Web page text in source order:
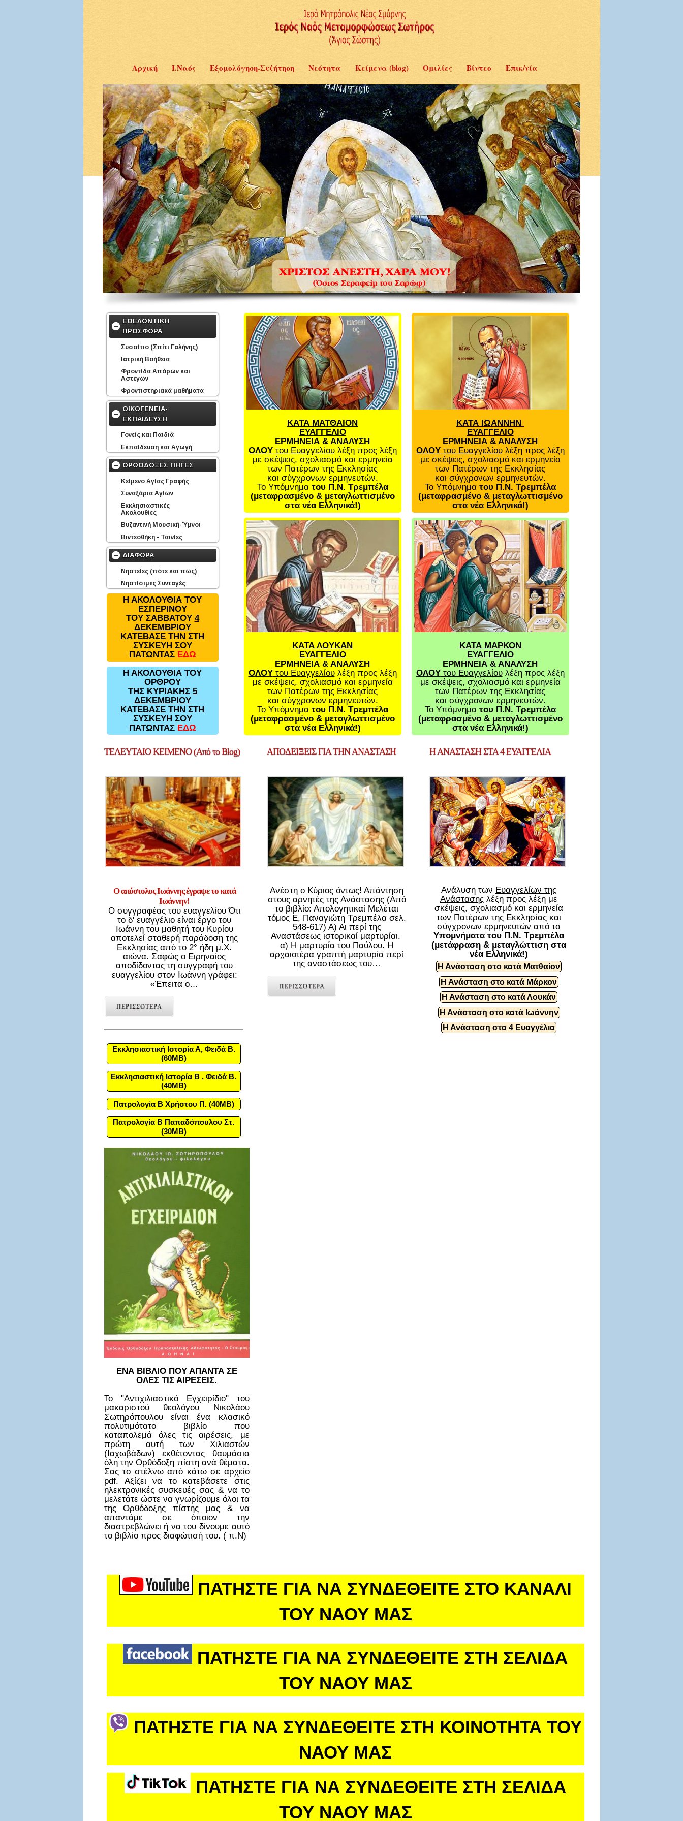
Αρχική Ι.Ναός Εξομολόγηση-Συζήτηση Νεότητα Κείμενα (blog) Ομιλίες Βίντεο Επικ/νία
ΕΘΕΛΟΝΤΙΚΗ
ΠΡΟΣΦΟΡΑ
Συσσίτιο (Σπίτι Γαλήνης)
Ιατρική Βοήθεια
Φροντίδα Απόρων και
Αστέγων
Φροντιστηριακά μαθήματα
ΟΙΚΟΓΕΝΕΙΑ-
ΕΚΠΑΙΔΕΥΣΗ
Γονείς και Παιδιά
Εκπαίδευση και Αγωγή
ΟΡΘΟΔΟΞΕΣ ΠΗΓΕΣ
Κείμενο Αγίας Γραφής
Συναξάρια Αγίων
Εκκλησιαστικές
Ακολουθίες
Βυζαντινή Μουσική-Ύμνοι
Βιντεοθήκη - Ταινίες
ΔΙΑΦΟΡΑ
Νηστείες (πότε και πως)
Νηστίσιμες Συνταγές
Η ΑΚΟΛΟΥΘΙΑ ΤΟΥ
ΕΣΠΕΡΙΝΟΥ
ΤΟΥ ΣΑΒΒΑΤΟΥ 4
ΔΕΚΕΜΒΡΙΟΥ
ΚΑΤΕΒΑΣΕ ΤΗΝ ΣΤΗ
ΣΥΣΚΕΥΗ ΣΟΥ
ΠΑΤΩΝΤΑΣ ΕΔΩ
Η ΑΚΟΛΟΥΘΙΑ ΤΟΥ
ΟΡΘΡΟΥ
ΤΗΣ ΚΥΡΙΑΚΗΣ 5
ΔΕΚΕΜΒΡΙΟΥ
ΚΑΤΕΒΑΣΕ ΤΗΝ ΣΤΗ
ΣΥΣΚΕΥΗ ΣΟΥ
ΠΑΤΩΝΤΑΣ ΕΔΩ
ΚΑΤΑ ΜΑΤΘΑΙΟΝ
ΕΥΑΓΓΕΛΙΟ
ΕΡΜΗΝΕΙΑ & ΑΝΑΛΥΣΗ
ΟΛΟΥτου Ευαγγελίουλέξη προς λέξη
με σκέψεις, σχολιασμό και ερμηνεία
των Πατέρων της Εκκλησίας
και σύγχρονων ερμηνευτών.
Το Υπόμνημα του Π.Ν. Τρεμπέλα
(μεταφρασμένο & μεταγλωττισμένο
στα νέα Ελληνικά!)
ΚΑΤΑ ΙΩΑΝΝΗΝ
ΕΥΑΓΓΕΛΙΟ
ΕΡΜΗΝΕΙΑ & ΑΝΑΛΥΣΗ
ΟΛΟΥτου Ευαγγελίουλέξη προς λέξη
με σκέψεις, σχολιασμό και ερμηνεία
των Πατέρων της Εκκλησίας
και σύγχρονων ερμηνευτών.
Το Υπόμνημα του Π.Ν. Τρεμπέλα
(μεταφρασμένο & μεταγλωττισμένο
στα νέα Ελληνικά!)
ΚΑΤΑ ΛΟΥΚΑΝ
ΕΥΑΓΓΕΛΙΟ
ΕΡΜΗΝΕΙΑ & ΑΝΑΛΥΣΗ
ΟΛΟΥτου Ευαγγελίουλέξη προς λέξη
με σκέψεις, σχολιασμό και ερμηνεία
των Πατέρων της Εκκλησίας
και σύγχρονων ερμηνευτών.
Το Υπόμνημα του Π.Ν. Τρεμπέλα
(μεταφρασμένο & μεταγλωττισμένο
στα νέα Ελληνικά!)
ΚΑΤΑ ΜΑΡΚΟΝ
ΕΥΑΓΓΕΛΙΟ
ΕΡΜΗΝΕΙΑ & ΑΝΑΛΥΣΗ
ΟΛΟΥτου Ευαγγελίουλέξη προς λέξη
με σκέψεις, σχολιασμό και ερμηνεία
των Πατέρων της Εκκλησίας
και σύγχρονων ερμηνευτών.
Το Υπόμνημα του Π.Ν. Τρεμπέλα
(μεταφρασμένο & μεταγλωττισμένο
στα νέα Ελληνικά!)
ΤΕΛΕΥΤΑΙΟΚΕΙΜΕΝΟ (Από το Blog)
Ο απόστολος Ιωάννης έγραψε το κατά
Ιωάννην!
Ο συγγραφέας του ευαγγελίου Ότι
το δ' ευαγγέλιο είναι έργο του
Ιωάννη του μαθητή του Κυρίου
αποτελεί σταθερή παράδοση της
Εκκλησίας από το 2° ήδη μ.Χ.
αιώνα. Σαφώς ο Ειρηναίος
αποδίδοντας τη συγγραφή του
ευαγγελίου στον Ιωάννη γράφει:
«Έπειτα ο…
ΠΕΡΙΣΣΟΤΕΡΑ
Εκκλησιαστική Ιστορία Α, Φειδά Β.
(60MB)
Εκκλησιαστική Ιστορία Β , Φειδά Β.
(40MB)
Πατρολογία Β Χρήστου Π. (40MB)
Πατρολογία Β Παπαδόπουλου Στ.
(30MB)
ΕΝΑ ΒΙΒΛΙΟ ΠΟΥ ΑΠΑΝΤΑ ΣΕ
ΟΛΕΣ ΤΙΣ ΑΙΡΕΣΕΙΣ.
Το "Αντιχιλιαστικό Εγχειρίδιο" του
μακαριστού θεολόγου Νικολάου
Σωτηρόπουλου είναι ένα κλασικό
πολυτιμότατο βιβλίο που
καταπολεμά όλες τις αιρέσεις, με
πρώτη αυτή των Χιλιαστών
(Ιαχωβάδων) εκθέτοντας θαυμάσια
όλη την Ορθόδοξη πίστη ανά θέματα.
Σας το στέλνω από κάτω σε αρχείο
pdf. Αξίζει να το κατεβάσετε στις
ηλεκτρονικές συσκευές σας & να το
μελετάτε ώστε να γνωρίζουμε όλοι τα
της Ορθόδοξης πίστης μας & να
απαντάμε σε όποιον την
διαστρεβλώνει ή να του δίνουμε αυτό
το βιβλίο προς διαφώτισή του. ( π.Ν)
ΑΠΟΔΕΙΞΕΙΣΓΙΑ ΤΗΝ ΑΝΑΣΤΑΣΗ
Ανέστη ο Κύριος όντως! Απάντηση
στους αρνητές της Ανάστασης (Από
το βιβλίο: Απολογητικαί Μελέται
τόμος Ε, Παναγιώτη Τρεμπέλα σελ.
548-617) Α) Αι περί της
Αναστάσεως ιστορικαί μαρτυρίαι.
α) Η μαρτυρία του Παύλου. Η
αρχαιοτέρα γραπτή μαρτυρία περί
της αναστάσεως του…
ΠΕΡΙΣΣΟΤΕΡΑ
ΗΑΝΑΣΤΑΣΗ ΣΤΑ 4 ΕΥΑΓΓΕΛΙΑ
Ανάλυση των Ευαγγελίων της
Ανάστασης λέξη προς λέξη με
σκέψεις, σχολιασμό και ερμηνεία
των Πατέρων της Εκκλησίας και
σύγχρονων ερμηνευτών από τα
Υπομνήματα του Π.Ν. Τρεμπέλα
(μετάφραση & μεταγλώττιση στα
νέα Ελληνικά!)
Η Ανάσταση στο κατά Ματθαίον
Η Ανάσταση στο κατά Μάρκον
Η Ανάσταση στο κατά Λουκάν
Η Ανάσταση στο κατά Ιωάννην
Η Ανάσταση στα 4 Ευαγγέλια
ΠΑΤΗΣΤΕ ΓΙΑ ΝΑ ΣΥΝΔΕΘΕΙΤΕ ΣΤΟ ΚΑΝΑΛΙ
ΤΟΥ ΝΑΟΥ ΜΑΣ
ΠΑΤΗΣΤΕ ΓΙΑ ΝΑ ΣΥΝΔΕΘΕΙΤΕ ΣΤΗ ΣΕΛΙΔΑ
ΤΟΥ ΝΑΟΥ ΜΑΣ
ΠΑΤΗΣΤΕ ΓΙΑ ΝΑ ΣΥΝΔΕΘΕΙΤΕ ΣΤΗ ΚΟΙΝΟΤΗΤΑ ΤΟΥ
ΝΑΟΥ ΜΑΣ
ΠΑΤΗΣΤΕ ΓΙΑ ΝΑ ΣΥΝΔΕΘΕΙΤΕ ΣΤΗ ΣΕΛΙΔΑ
ΤΟΥ ΝΑΟΥ ΜΑΣ